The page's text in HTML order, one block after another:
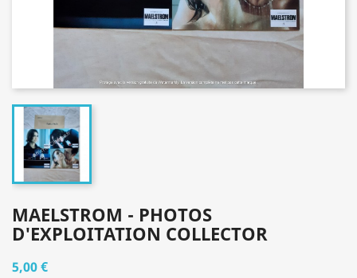
MAELSTROM - PHOTOS
D'EXPLOITATION COLLECTOR
5,00 €